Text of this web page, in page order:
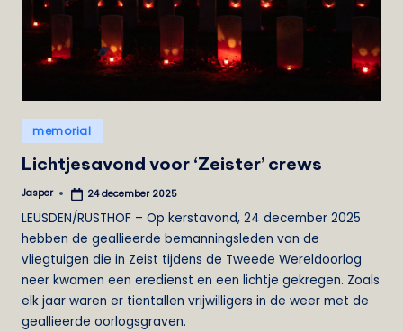
e
Geplaatst
in
memorial
Lichtjesavond voor ‘Zeister’ crews
Geplaatst
Jasper 24 december 2025
LEUSDEN/RUSTHOF – Op kerstavond, 24 december 2025
hebben de geallieerde bemanningsleden van de
vliegtuigen die in Zeist tijdens de Tweede Wereldoorlog
neer kwamen een eredienst en een lichtje gekregen. Zoals
elk jaar waren er tientallen vrijwilligers in de weer met de
geallieerde oorlogsgraven.